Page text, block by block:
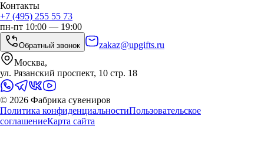
Контакты
+7 (495) 255 55 73
пн-пт 10:00 — 19:00
Обратный звонок
zakaz@upgifts.ru
Москва,
ул. Рязанский проспект, 10 стр. 18
© 2026 Фабрика сувениров
Политика конфиденциальностиПользовательское
соглашениеКарта сайта